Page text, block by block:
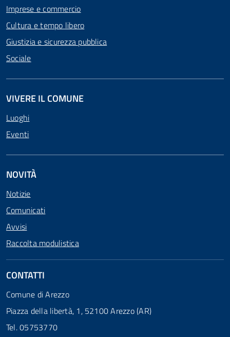
Imprese e commercio
Cultura e tempo libero
Giustizia e sicurezza pubblica
Sociale
VIVERE IL COMUNE
Luoghi
Eventi
NOVITÀ
Notizie
Comunicati
Avvisi
Raccolta modulistica
CONTATTI
Comune di Arezzo
Piazza della libertà, 1, 52100 Arezzo (AR)
Tel. 05753770